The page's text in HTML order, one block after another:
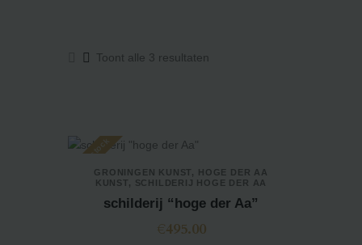
ARTISOOF
TATTOOS
WORKSHOPS
Toont alle 3 resultaten
Out of stockGRONINGEN KUNST, HOGE DER AA
KUNST, SCHILDERIJ HOGE DER AA
schilderij “hoge der Aa”
€495.00